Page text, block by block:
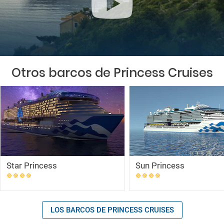
Otros barcos de Princess Cruises
Star Princess Sun Princess
LOS BARCOS DE PRINCESS CRUISES